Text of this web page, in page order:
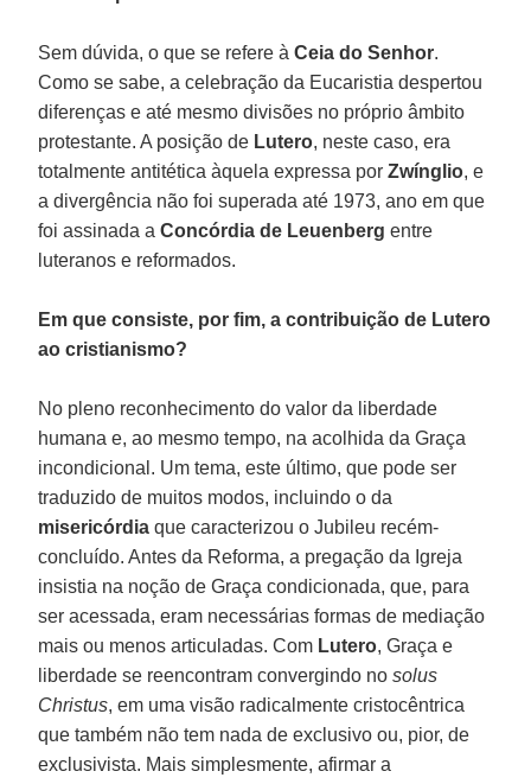
Sem dúvida, o que se refere àCeia do Senhor.
Como se sabe, a celebração da Eucaristia despertou
diferenças e até mesmo divisões no próprio âmbito
protestante. A posição de Lutero, neste caso, era
totalmente antitética àquela expressa porZwínglio, e
a divergência não foi superada até 1973, ano em que
foi assinada aConcórdia de Leuenberg entre
luteranos e reformados.
Em que consiste, por fim, a contribuição de Lutero
ao cristianismo?
No pleno reconhecimento do valor da liberdade
humana e, ao mesmo tempo, na acolhida da Graça
incondicional. Um tema, este último, que pode ser
traduzido de muitos modos, incluindo o da
misericórdia que caracterizou o Jubileu recém-
concluído. Antes da Reforma, a pregação da Igreja
insistia na noção de Graça condicionada, que, para
ser acessada, eram necessárias formas de mediação
mais ou menos articuladas. Com Lutero, Graça e
liberdade se reencontram convergindo nosolus
Christus, em uma visão radicalmente cristocêntrica
que também não tem nada de exclusivo ou, pior, de
exclusivista. Mais simplesmente, afirmar a